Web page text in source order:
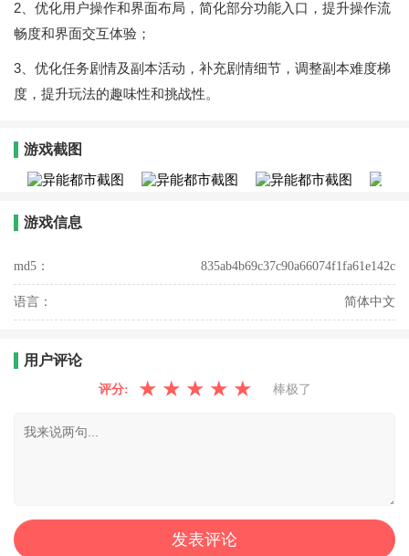
2、优化用户操作和界面布局，简化部分功能入口，提升操作流
畅度和界面交互体验；
3、优化任务剧情及副本活动，补充剧情细节，调整副本难度梯
度，提升玩法的趣味性和挑战性。
游戏截图
游戏信息
md5： 835ab4b69c37c90a66074f1fa61e142c
语言： 简体中文
用户评论
评分: ★ ★ ★ ★ ★ 棒极了